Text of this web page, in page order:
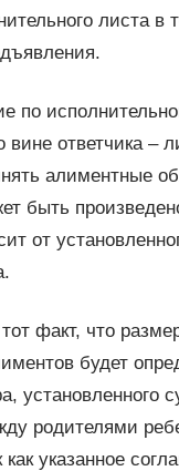
листа в
по
вине ответчика –
алиментные
быть
от
факт, что
будет
установленного
родителями
указанное